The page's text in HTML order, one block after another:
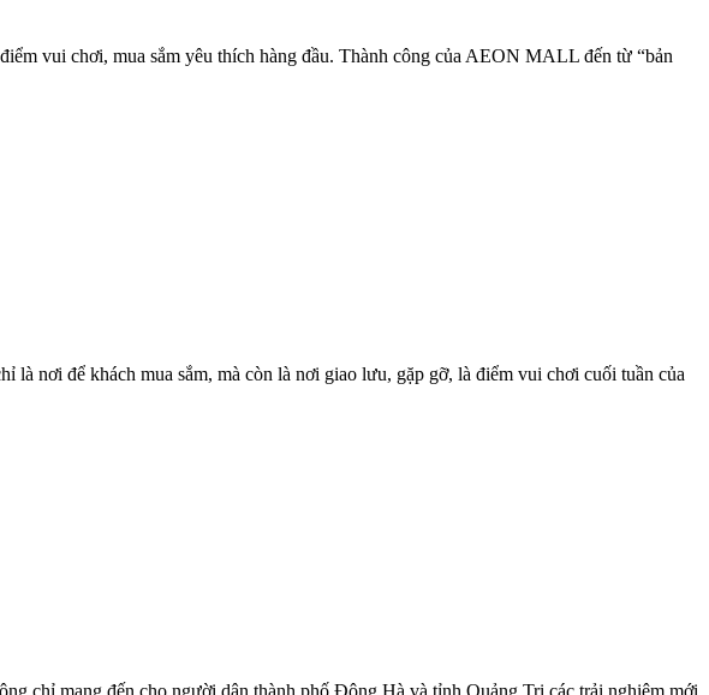
vui chơi, mua sắm yêu thích hàng đầu. Thành công của AEON MALL đến từ “bản
nơi để khách mua sắm, mà còn là nơi giao lưu, gặp gỡ, là điểm vui chơi cuối tuần của
chỉ mang đến cho người dân thành phố Đông Hà và tỉnh Quảng Trị các trải nghiệm mới